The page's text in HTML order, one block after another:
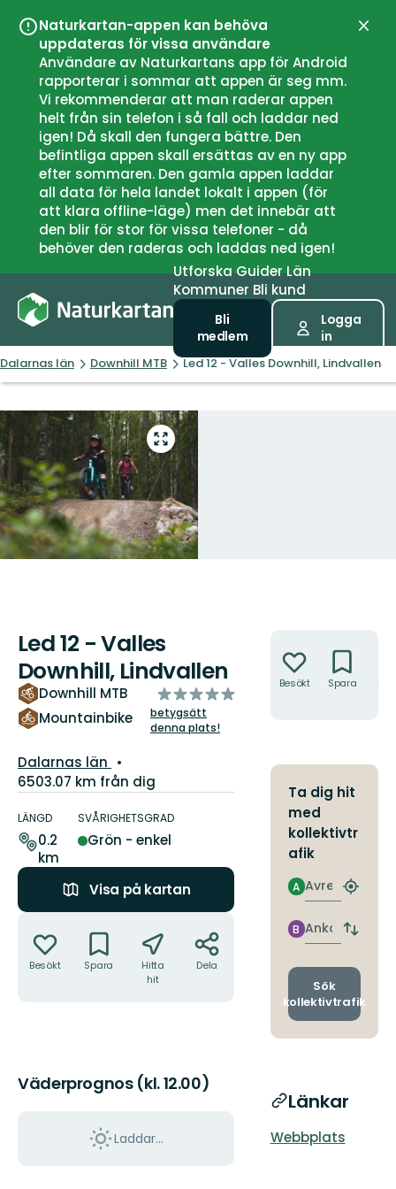
Naturkartan-appen kan behöva
uppdateras för vissa användare
Användare av Naturkartans app för Android
rapporterar i sommar att appen är seg mm.
Vi rekommenderar att man raderar appen
helt från sin telefon i så fall och laddar ned
igen! Då skall den fungera bättre. Den
befintliga appen skall ersättas av en ny app
efter sommaren. Den gamla appen laddar
all data för hela landet lokalt i appen (för
att klara offline-läge) men det innebär att
den blir för stor för vissa telefoner - då
behöver den raderas och laddas ned igen!
UtforskaGuiderLän
Kommuner Bli kund
Bli
medlem
Logga
in
Dalarnas län Downhill MTB Led 12 - Valles Downhill, Lindvallen
Gå
till
helskärmsläge
Led 12 - Valles
Downhill, Lindvallen
Downhill MTB
Mountainbike
av
5
stjärnor
betygsätt
denna plats!
Län:
Dalarnas län
6503.07 km från dig
om
leden
LÄNGD
0.2
km
SVÅRIGHETSGRAD
Grön - enkel
Visa på kartan
Besökt Spara
Hitta
hit
Dela
Väderprognos (kl. 12.00)
Laddar...
Besökt Spara
Ta dig hit
med
kollektivtr
afik
Avresa
A
Hitta
Ankomst
B
Byt
och
Sök
kollektivtrafik
Länkar
Webbplats